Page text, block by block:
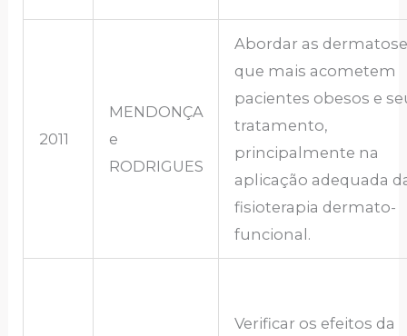
2011
MENDONÇA
e
RODRIGUES
Abordar as
que mais acometem
pacientes obesos e
tratamento,
principalmente na
aplicação adequada
fisioterapia dermato-
funcional.
Verificar os efeitos da